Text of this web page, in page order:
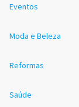
Eventos
Moda e Beleza
Reformas
Saúde